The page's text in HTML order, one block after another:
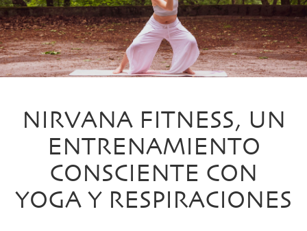
NIRVANA FITNESS, UN
ENTRENAMIENTO
CONSCIENTE CON
YOGA Y RESPIRACIONES